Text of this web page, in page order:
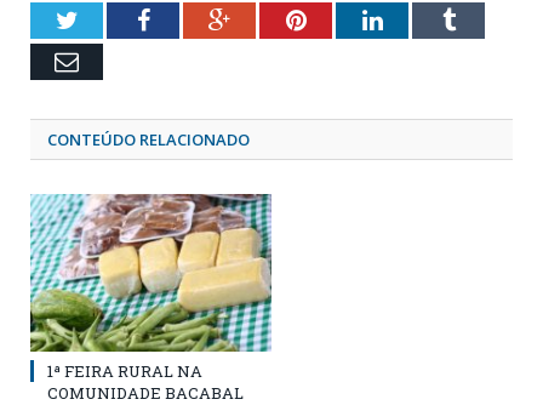
TwitterFacebookGoogle+PinterestLinkedInTumblr
Email
CONTEÚDO RELACIONADO
1ª FEIRA RURAL NA
COMUNIDADE BACABAL